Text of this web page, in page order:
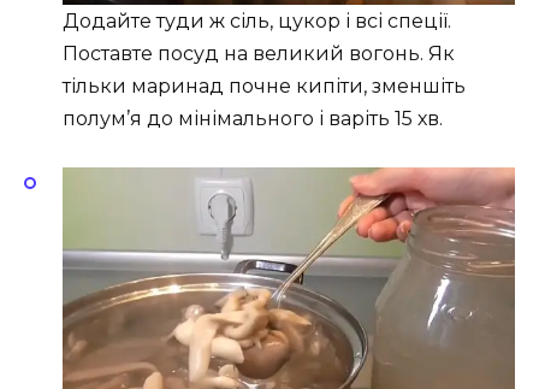
Додайте туди ж сіль, цукор і всі спеції.
Поставте посуд на великий вогонь. Як
тільки маринад почне кипіти, зменшіть
полум’я до мінімального і варіть 15 хв.